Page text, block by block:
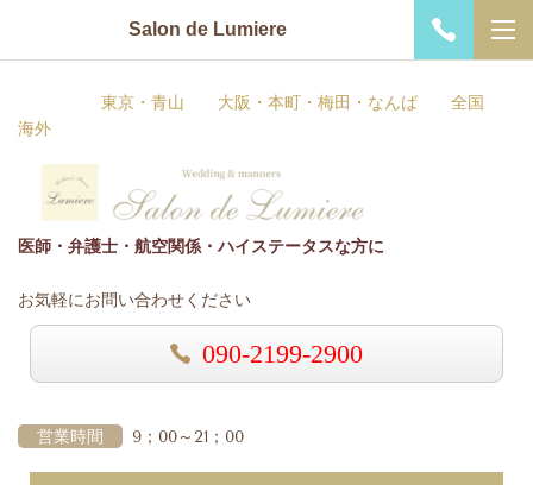
Salon de Lumiere
東京・青山 大阪・本町・梅田・なんば 全国
海外
医師・弁護士・航空関係・ハイステータスな方に
お気軽にお問い合わせください
090-2199-2900
営業時間 9；00～21；00